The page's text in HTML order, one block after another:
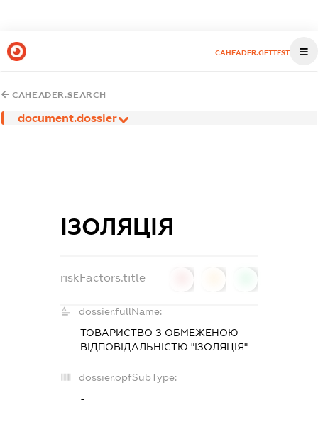
CAHEADER.GETTEST
CAHEADER.SEARCH
document.dossier
ІЗОЛЯЦІЯ
riskFactors.title
dossier.fullName:
ТОВАРИСТВО З ОБМЕЖЕНОЮ
ВІДПОВІДАЛЬНІСТЮ "ІЗОЛЯЦІЯ"
dossier.opfSubType:
-